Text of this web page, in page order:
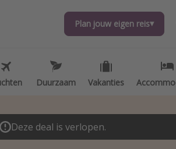
Plan jouw eigen reis
Duurzaam Vakanties
Plan jouw eigen reis
Duurzaam Vakanties
Deze deal is verlopen.